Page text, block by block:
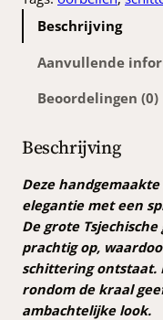
t
e
o
r
b
e
l
l
e
Beschrijving
Aanvullende
Beoordelingen (0)
Beschrijving
Deze
elegantie met een
De grote
prachtig op,
schittering ontstaat.
rondom de kraal
ambachtelijke look.